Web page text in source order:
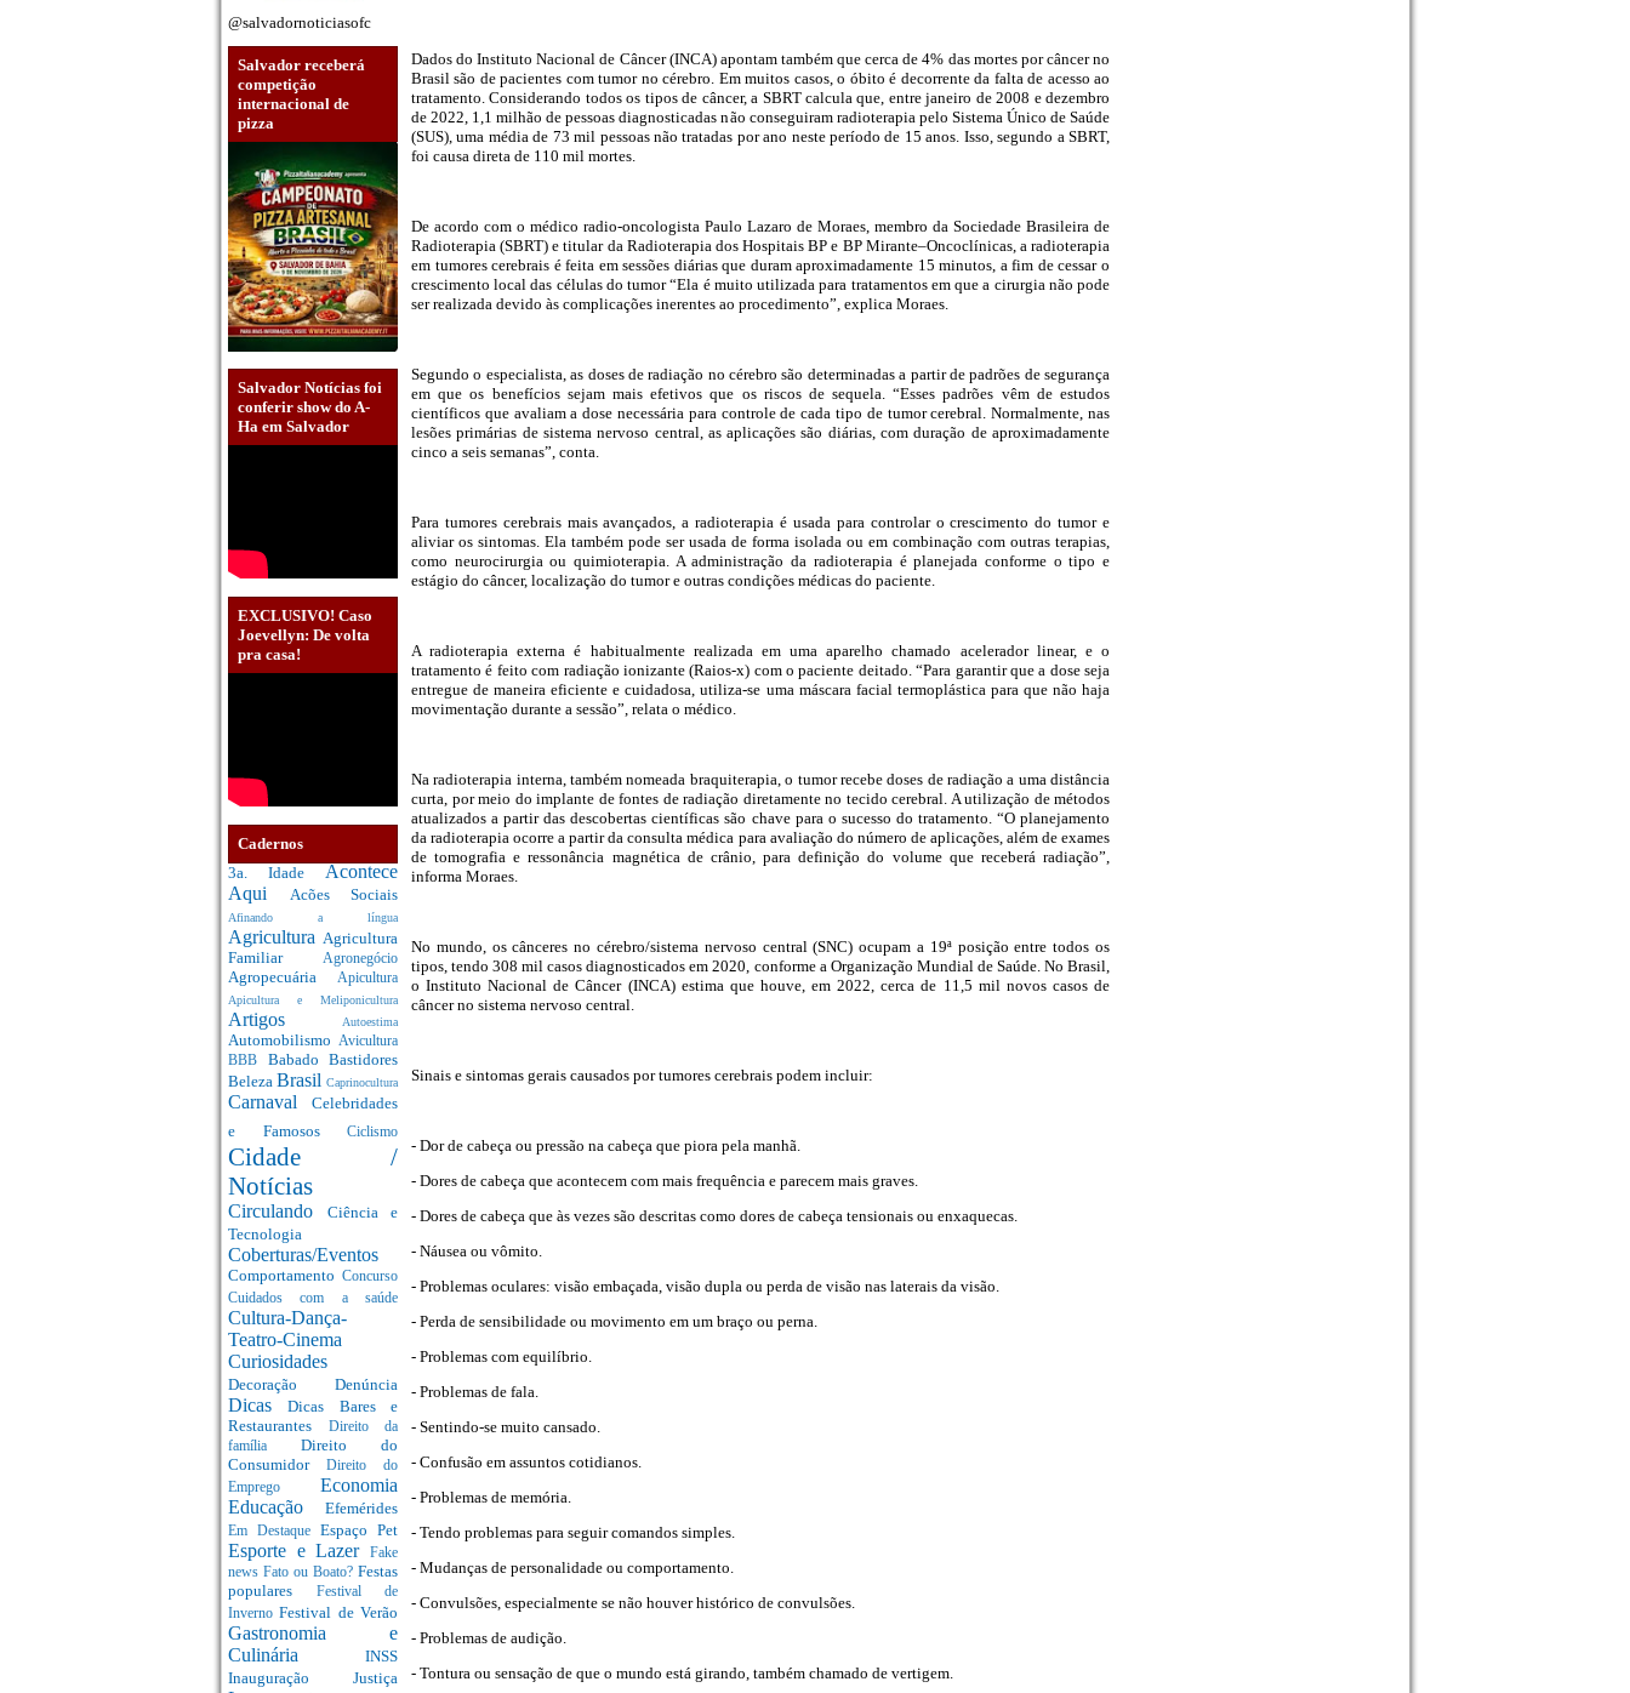
@salvadornoticiasofc
Salvador receberá
competição
internacional de
pizza
Salvador Notícias foi
conferir show do A-
Ha em Salvador
EXCLUSIVO! Caso
Joevellyn: De volta
pra casa!
Cadernos
3a. Idade Acontece
Aqui Acões Sociais
Afinando a língua
Agricultura Agricultura
Familiar Agronegócio
Agropecuária Apicultura
Apicultura e Meliponicultura
Artigos Autoestima
Automobilismo Avicultura
BBB Babado Bastidores
Beleza Brasil Caprinocultura
Carnaval Celebridades
e Famosos Ciclismo
Cidade /
Notícias
Circulando Ciência e
Tecnologia
Coberturas/Eventos
Comportamento Concurso
Cuidados com a saúde
Cultura-Dança-
Teatro-Cinema
Curiosidades
Decoração Denúncia
DicasDicas Bares e
Restaurantes
Direito da
família Direito do
Consumidor Direito do
Emprego Economia
Educação Efemérides
Em Destaque Espaço Pet
Esporte e Lazer
Fake
news Fato ou Boato? Festas
populares
Festival de
InvernoFestival de Verão
Gastronomia e
Culinária INSS
Inauguração Justiça
Dados do Instituto Nacional de Câncer (INCA) apontam também que cerca de 4% das mortes por câncer no
Brasil são de pacientes com tumor no cérebro. Em muitos casos, o óbito é decorrente da falta de acesso ao
tratamento. Considerando todos os tipos de câncer, a SBRT calcula que, entre janeiro de 2008 e dezembro
de 2022, 1,1 milhão de pessoas diagnosticadas não conseguiram radioterapia pelo Sistema Único de Saúde
(SUS), uma média de 73 mil pessoas não tratadas por ano neste período de 15 anos. Isso, segundo a SBRT,
foi causa direta de 110 mil mortes.
De acordo com o médico radio-oncologista Paulo Lazaro de Moraes, membro da Sociedade Brasileira de
Radioterapia (SBRT) e titular da Radioterapia dos Hospitais BP e BP Mirante–Oncoclínicas, a radioterapia
em tumores cerebrais é feita em sessões diárias que duram aproximadamente 15 minutos, a fim de cessar o
crescimento local das células do tumor “Ela é muito utilizada para tratamentos em que a cirurgia não pode
ser realizada devido às complicações inerentes ao procedimento”, explica Moraes.
Segundo o especialista, as doses de radiação no cérebro são determinadas a partir de padrões de segurança
em que os benefícios sejam mais efetivos que os riscos de sequela. “Esses padrões vêm de estudos
científicos que avaliam a dose necessária para controle de cada tipo de tumor cerebral. Normalmente, nas
lesões primárias de sistema nervoso central, as aplicações são diárias, com duração de aproximadamente
cinco a seis semanas”, conta.
Para tumores cerebrais mais avançados, a radioterapia é usada para controlar o crescimento do tumor e
aliviar os sintomas. Ela também pode ser usada de forma isolada ou em combinação com outras terapias,
como neurocirurgia ou quimioterapia. A administração da radioterapia é planejada conforme o tipo e
estágio do câncer, localização do tumor e outras condições médicas do paciente.
A radioterapia externa é habitualmente realizada em uma aparelho chamado acelerador linear, e o
tratamento é feito com radiação ionizante (Raios-x) com o paciente deitado. “Para garantir que a dose seja
entregue de maneira eficiente e cuidadosa, utiliza-se uma máscara facial termoplástica para que não haja
movimentação durante a sessão”, relata o médico.
Na radioterapia interna, também nomeada braquiterapia, o tumor recebe doses de radiação a uma distância
curta, por meio do implante de fontes de radiação diretamente no tecido cerebral. A utilização de métodos
atualizados a partir das descobertas científicas são chave para o sucesso do tratamento. “O planejamento
da radioterapia ocorre a partir da consulta médica para avaliação do número de aplicações, além de exames
de tomografia e ressonância magnética de crânio, para definição do volume que receberá radiação”,
informa Moraes.
No mundo, os cânceres no cérebro/sistema nervoso central (SNC) ocupam a 19ª posição entre todos os
tipos, tendo 308 mil casos diagnosticados em 2020, conforme a Organização Mundial de Saúde. No Brasil,
o Instituto Nacional de Câncer (INCA) estima que houve, em 2022, cerca de 11,5 mil novos casos de
câncer no sistema nervoso central.
Sinais e sintomas gerais causados por tumores cerebrais podem incluir:
- Dor de cabeça ou pressão na cabeça que piora pela manhã.
- Dores de cabeça que acontecem com mais frequência e parecem mais graves.
- Dores de cabeça que às vezes são descritas como dores de cabeça tensionais ou enxaquecas.
- Náusea ou vômito.
- Problemas oculares: visão embaçada, visão dupla ou perda de visão nas laterais da visão.
- Perda de sensibilidade ou movimento em um braço ou perna.
- Problemas com equilíbrio.
- Problemas de fala.
- Sentindo-se muito cansado.
- Confusão em assuntos cotidianos.
- Problemas de memória.
- Tendo problemas para seguir comandos simples.
- Mudanças de personalidade ou comportamento.
- Convulsões, especialmente se não houver histórico de convulsões.
- Problemas de audição.
- Tontura ou sensação de que o mundo está girando, também chamado de vertigem.